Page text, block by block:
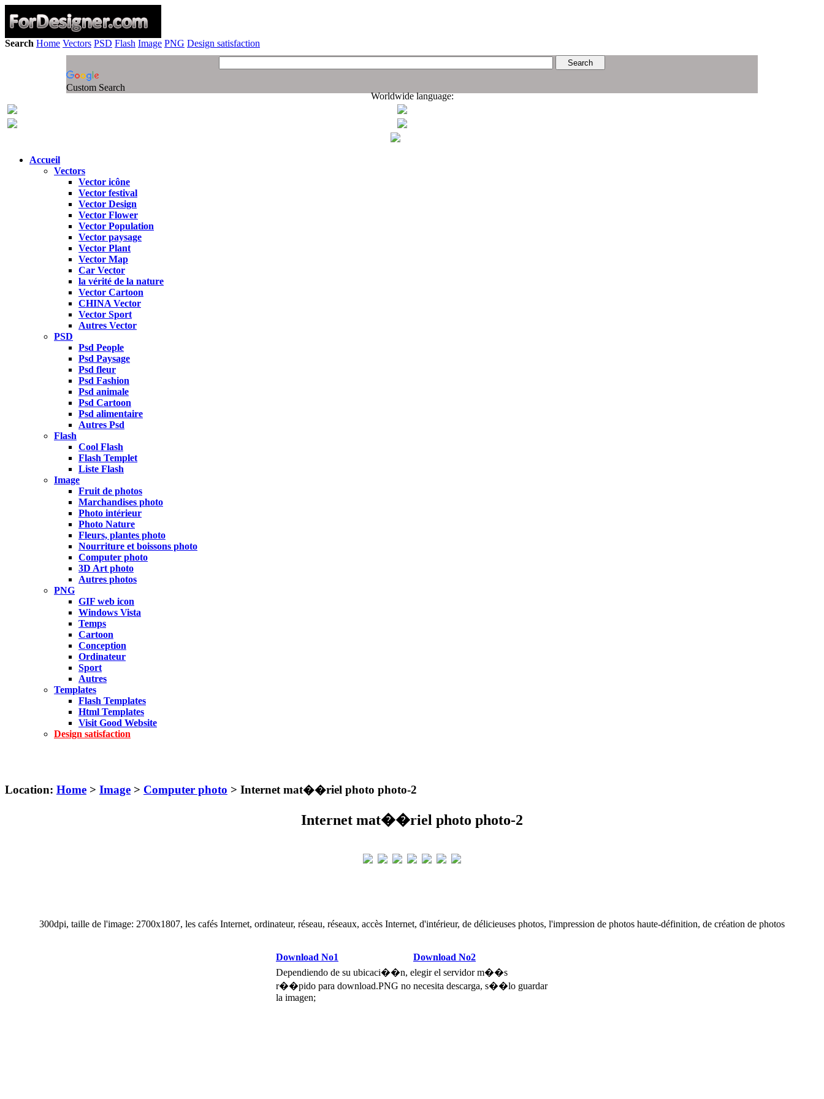
Search Home Vectors PSD Flash Image PNG Design satisfaction
Custom Search
Worldwide language:
Accueil
Vectors
Vector icône
Vector festival
Vector Design
Vector Flower
Vector Population
Vector paysage
Vector Plant
Vector Map
Car Vector
la vérité de la nature
Vector Cartoon
CHINA Vector
Vector Sport
Autres Vector
PSD
Psd People
Psd Paysage
Psd fleur
Psd Fashion
Psd animale
Psd Cartoon
Psd alimentaire
Autres Psd
Flash
Cool Flash
Flash Templet
Liste Flash
Image
Fruit de photos
Marchandises photo
Photo intérieur
Photo Nature
Fleurs, plantes photo
Nourriture et boissons photo
Computer photo
3D Art photo
Autres photos
PNG
GIF web icon
Windows Vista
Temps
Cartoon
Conception
Ordinateur
Sport
Autres
Templates
Flash Templates
Html Templates
Visit Good Website
Design satisfaction
Location: Home > Image > Computer photo > Internet mat��riel photo photo-2
Internet mat��riel photo photo-2
300dpi, taille de l'image: 2700x1807, les cafés Internet, ordinateur, réseau, réseaux, accès Internet, d'intérieur, de délicieuses photos, l'impression de photos haute-définition, de création de photos
Download No1
Download No2
Dependiendo de su ubicaci��n, elegir el servidor m��s
r��pido para download.PNG no necesita descarga, s��lo guardar
la imagen;